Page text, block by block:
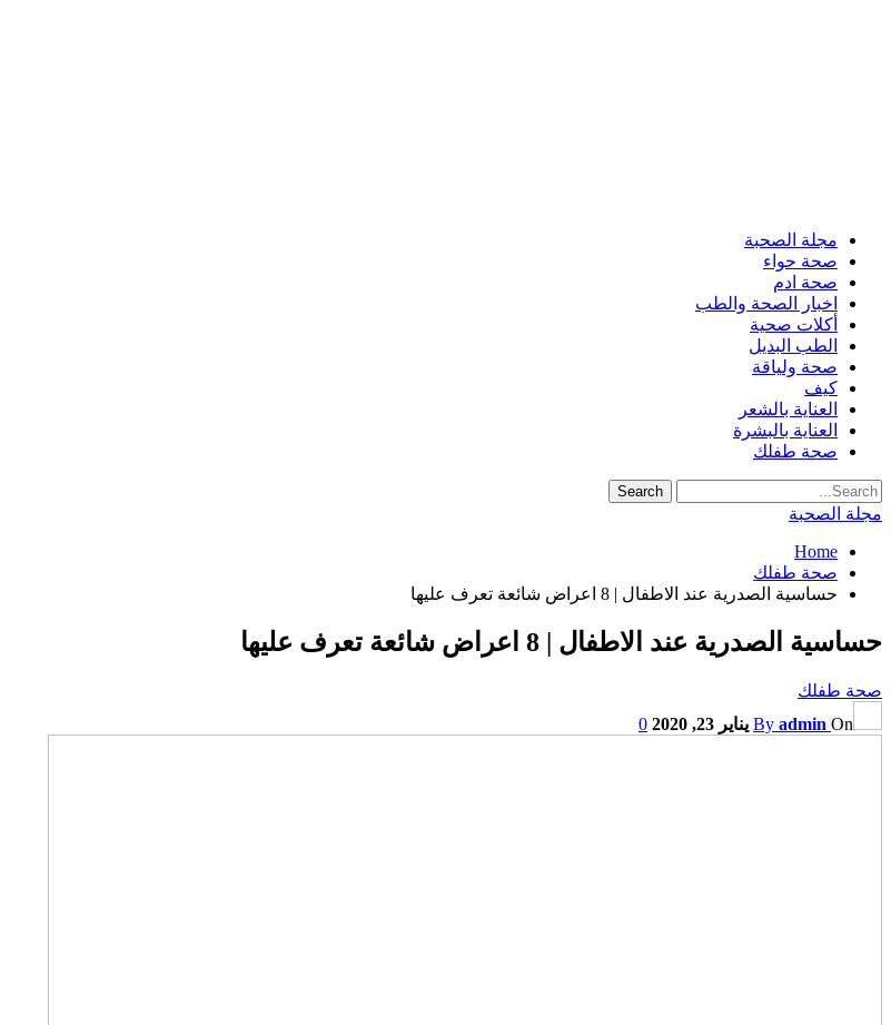
مجلة الصحبة
صحة حواء
صحة ادم
اخبار الصحة والطب
أكلات صحية
الطب البديل
صحة ولياقة
كيف
العناية بالشعر
العناية بالبشرة
صحة طفلك
مجلة الصحبة
Home
صحة طفلك
حساسية الصدرية عند الاطفال | 8 اعراض شائعة تعرف عليها
حساسية الصدرية عند الاطفال | 8 اعراض شائعة تعرف عليها
صحة طفلك
By admin On يناير 23, 2020 0